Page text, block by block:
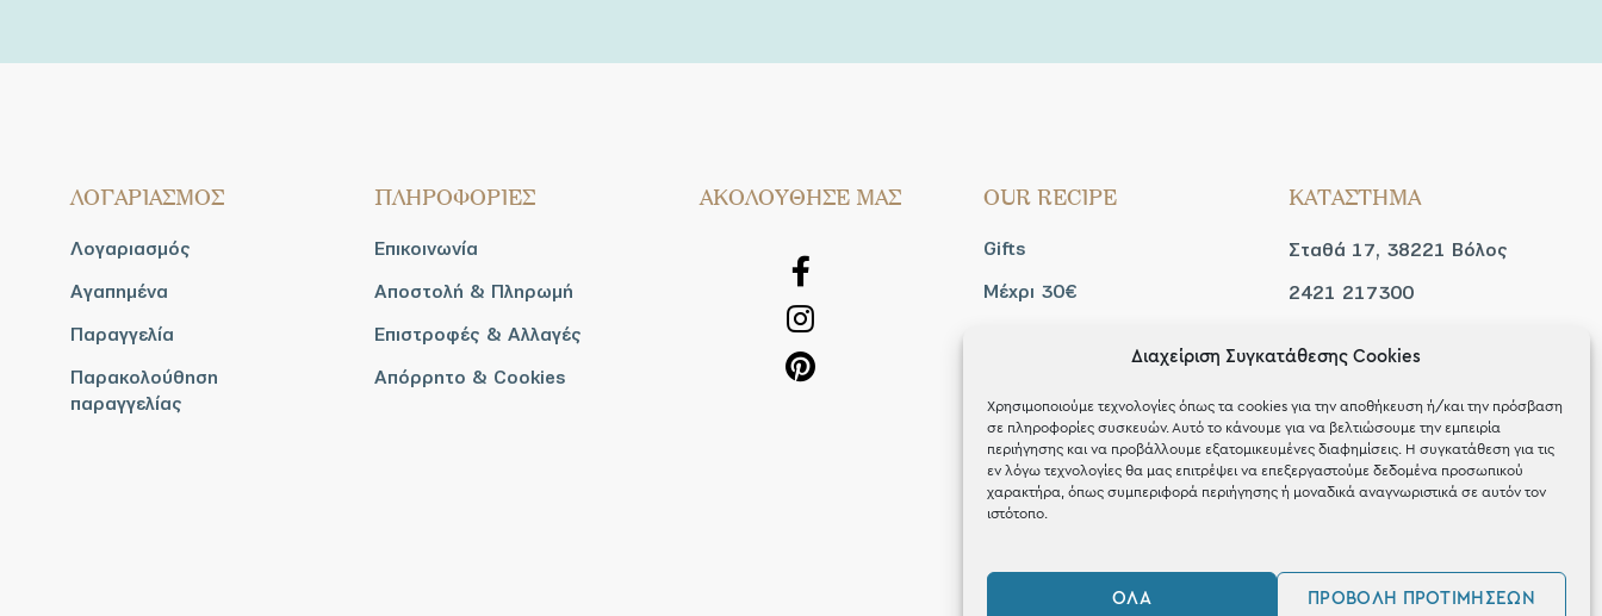
Διαχείριση Συγκατάθεσης Cookies
Χρησιμοποιούμε τεχνολογίες όπως τα cookies για την αποθήκευση ή/και την πρόσβαση
σε πληροφορίες συσκευών. Αυτό το κάνουμε για να βελτιώσουμε την εμπειρία
περιήγησης και να προβάλλουμε εξατομικευμένες διαφημίσεις. Η συγκατάθεση για τις
εν λόγω τεχνολογίες θα μας επιτρέψει να επεξεργαστούμε δεδομένα προσωπικού
χαρακτήρα, όπως συμπεριφορά περιήγησης ή μοναδικά αναγνωριστικά σε αυτόν τον
ιστότοπο.
ΌΛΑ ΠΡΟΒΟΛΉ ΠΡΟΤΙΜΉΣΕΩΝ
ΛΟΓΑΡΙΑΣΜΟΣ
Λογαριασμός
Αγαπημένα
Παραγγελία
Παρακολούθηση
παραγγελίας
ΠΛΗΡΟΦΟΡΙΕΣ
Επικοινωνία
Αποστολή & Πληρωμή
Επιστροφές & Αλλαγές
Απόρρητο & Cookies
AΚΟΛΟΥΘΗΣΕ ΜΑΣ OUR RECIPE
Gifts
Μέχρι 30€
ΚΑΤΑΣΤΗΜΑ
Σταθά 17, 38221 Βόλος
2421 217300
Τριτ / Πεμ / Παρ: 09:00 -
21:00